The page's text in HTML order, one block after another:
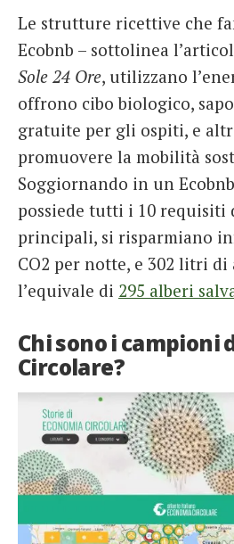
Le strutture ricettive che
Ecobnb – sottolinea
Sole 24 Ore, utilizzano
offrono cibo biologico,
gratuite per gli ospiti, e
promuovere la mobilità
Soggiornando in un
possiede tutti i 10 requisiti
principali, si risparmiano
CO2 per notte, e 302 litri
l’equivale di 295 alberi
Chi sono i campioni
Circolare?